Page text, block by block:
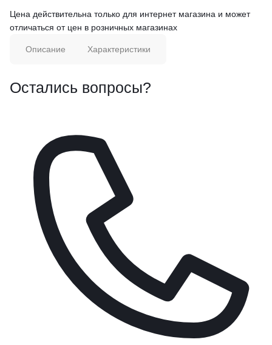
Цена действительна только для интернет магазина и может
отличаться от цен в розничных магазинах
Описание Характеристики
Остались вопросы?